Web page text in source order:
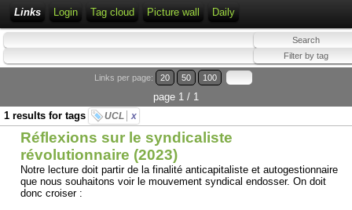
Links Login Tag cloud Picture wall Daily
Links per page: 20 50 100
page 1 / 1
1 results for tags
UCL x
Réflexions sur le syndicaliste
révolutionnaire (2023)
Notre lecture doit partir de la finalité anticapitaliste et autogestionnaire
que nous souhaitons voir le mouvement syndical endosser. On doit
donc croiser :